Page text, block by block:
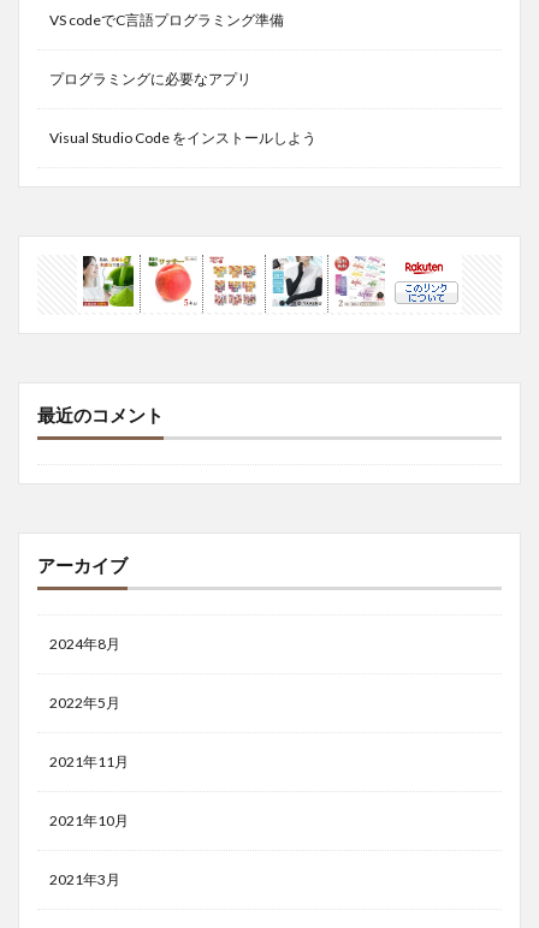
VS codeでC言語プログラミング準備
プログラミングに必要なアプリ
Visual Studio Code をインストールしよう
最近のコメント
アーカイブ
2024年8月
2022年5月
2021年11月
2021年10月
2021年3月